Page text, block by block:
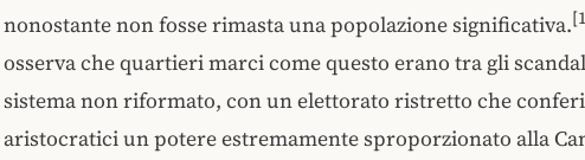
nonostante non fosse rimasta una popolazione significativa.
osserva che quartieri marci come questo erano tra gli
sistema non riformato, con un elettorato ristretto che
aristocratici un potere estremamente sproporzionato alla